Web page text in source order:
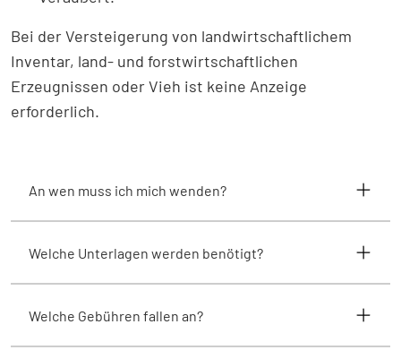
Bei der Versteigerung von landwirtschaftlichem
Inventar, land- und forstwirtschaftlichen
Erzeugnissen oder Vieh ist keine Anzeige
erforderlich.
An wen muss ich mich wenden?
Welche Unterlagen werden benötigt?
Welche Gebühren fallen an?